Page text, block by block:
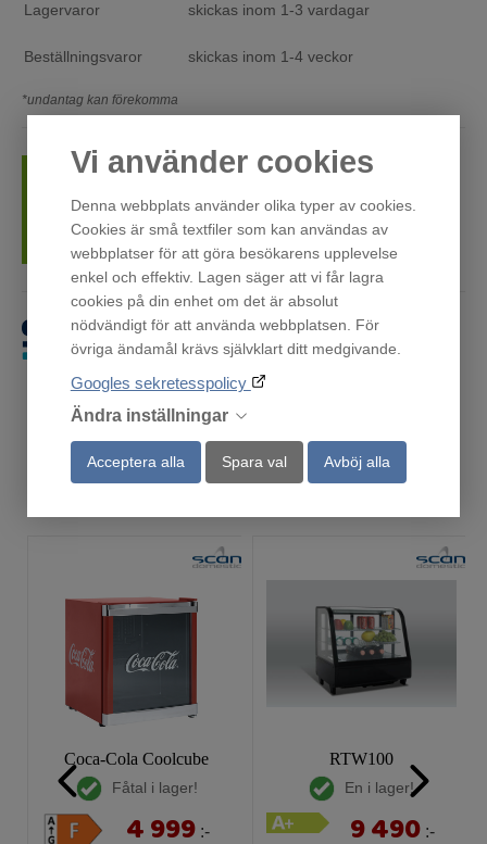
Vi använder cookies
Denna webbplats använder olika typer av cookies.
Cookies är små textfiler som kan användas av
webbplatser för att göra besökarens upplevelse
enkel och effektiv. Lagen säger att vi får lagra
cookies på din enhet om det är absolut
nödvändigt för att använda webbplatsen. För
övriga ändamål krävs självklart ditt medgivande.
Googles sekretesspolicy
Ändra inställningar
Acceptera alla Spara val Avböj alla
Lagervaror skickas inom 1-3 vardagar
Beställningsvaror skickas inom 1-4 veckor
*undantag kan förekomma
Tillvalstjänster som inbärning, installation,
bortforsling och omhängning finns i kassan
Få först. Betala sen.
Andra har också tittat på
Coca-Cola Coolcube
Fåtal i lager!
4 999 :-
RTW100
En i lager!
9 490 :-